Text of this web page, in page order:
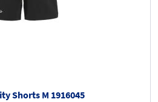
Shorts M 1916045